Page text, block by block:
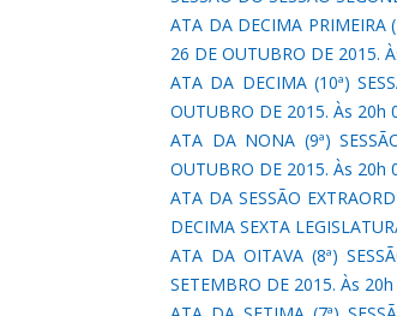
ATA DA DECIMA PRIMEIRA
26 DE OUTUBRO DE 2015.
ATA DA DECIMA (10ª)
OUTUBRO DE 2015. Às 20h
ATA DA NONA (9ª)
OUTUBRO DE 2015. Às 20h
ATA DA SESSÃO
DECIMA SEXTA
ATA DA OITAVA (8ª)
SETEMBRO DE 2015. Às